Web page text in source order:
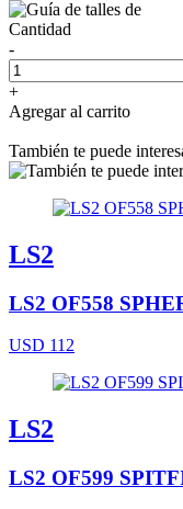
Cantidad
-
+
Agregar al carrito
También te puede
LS2
LS2 OF558
USD 112
LS2
LS2 OF599